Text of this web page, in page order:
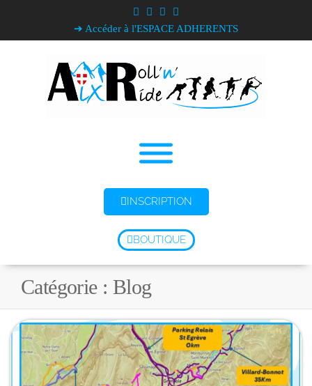
➔ Accéder à l'ESPACE ADHERENTS
INSCRIPTION
BOUTIQUE
Catégorie : Blog